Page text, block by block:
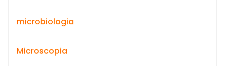
microbiologia
Microscopia